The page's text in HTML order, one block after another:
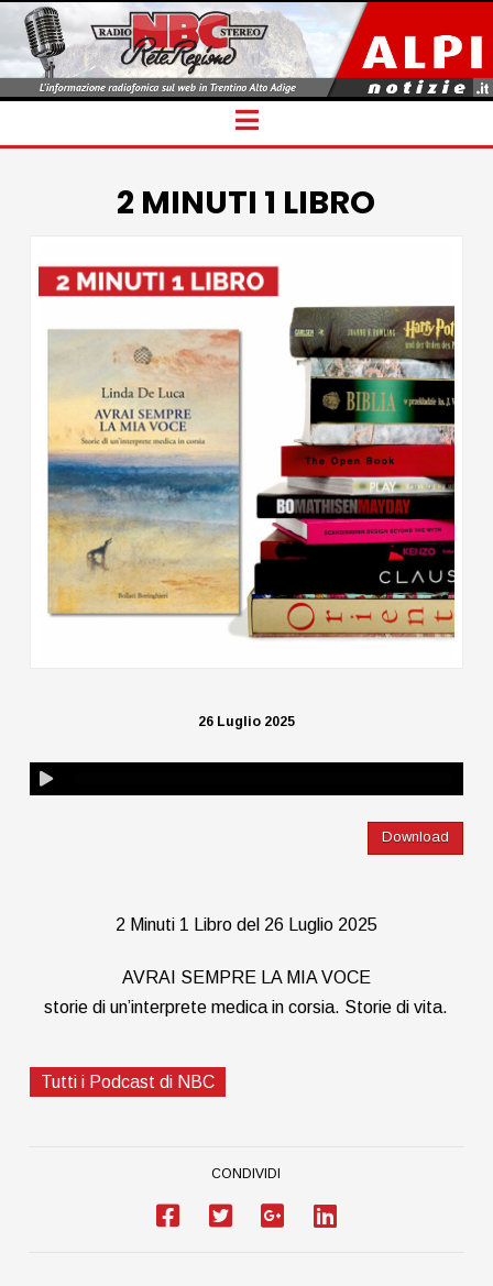
Navigation
2 MINUTI 1 LIBRO
26 Luglio 2025
Download
2 Minuti 1 Libro del 26 Luglio 2025
AVRAI SEMPRE LA MIA VOCE
storie di un’interprete medica in corsia. Storie di vita.
Tutti i Podcast di NBC
CONDIVIDI